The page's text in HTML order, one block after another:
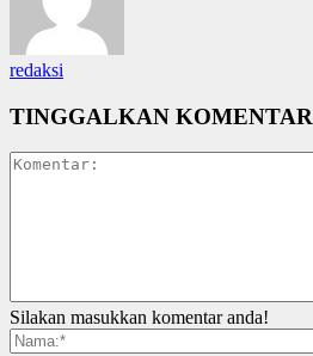
redaksi
TINGGALKAN KOMENTAR
Silakan masukkan komentar anda!